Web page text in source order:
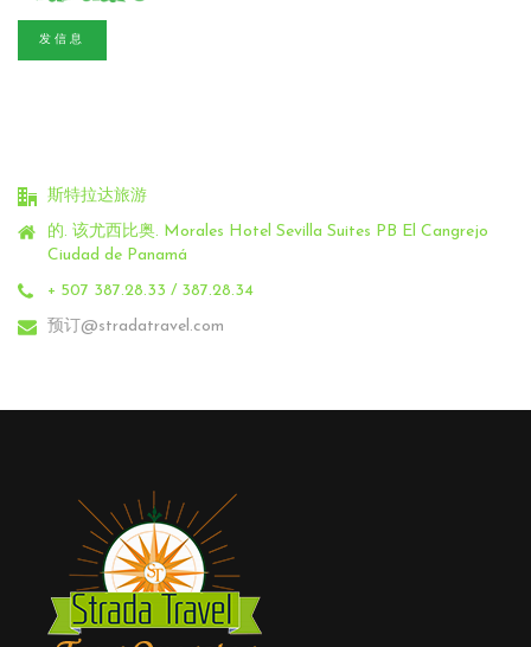
发信息
斯特拉达旅游
的. 该尤西比奥. Morales Hotel Sevilla Suites PB El Cangrejo
Ciudad de Panamá
+ 507 387.28.33 / 387.28.34
预订@stradatravel.com